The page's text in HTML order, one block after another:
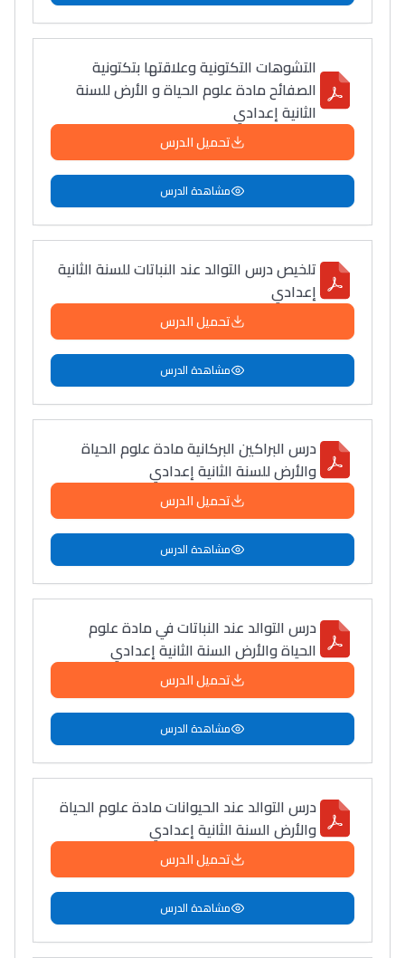
Lycée Maroc
التشوهات التكتونية وعلاقتها بتكتونية
الصفائح مادة علوم الحياة و الأرض للسنة
الثانية إعدادي
تحميل الدرس
مشاهدة الدرس
تلخيص درس التوالد عند النباتات للسنة الثانية
إعدادي
تحميل الدرس
مشاهدة الدرس
درس البراكين البركانية مادة علوم الحياة
والأرض للسنة الثانية إعدادي
تحميل الدرس
مشاهدة الدرس
درس التوالد عند النباتات في مادة علوم
الحياة والأرض السنة الثانية إعدادي
تحميل الدرس
مشاهدة الدرس
درس التوالد عند الحيوانات مادة علوم الحياة
والأرض السنة الثانية إعدادي
تحميل الدرس
مشاهدة الدرس